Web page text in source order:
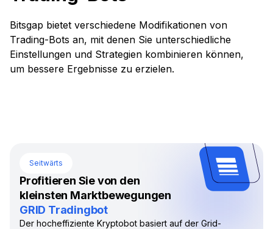
Bitsgap bietet verschiedene Modifikationen von
Trading-Bots an, mit denen Sie unterschiedliche
Einstellungen und Strategien kombinieren können,
um bessere Ergebnisse zu erzielen.
Seitwärts
Profitieren Sie von den
kleinsten Marktbewegungen
GRID Tradingbot
Der hocheffiziente Kryptobot basiert auf der Grid-